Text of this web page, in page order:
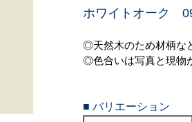
ホワイトオーク
◎天然木のため材柄な
◎色合いは写真と現物
■ バリエーション